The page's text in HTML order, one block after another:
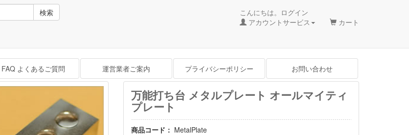
検索
こんにちは。ログイン
アカウントサービス
カート
FAQ よくあるご質問 運営業者ご案内 プライバシーポリシー お問い合わせ
万能打ち台 メタルプレート オールマイティ
プレート
商品コード： MetalPlate